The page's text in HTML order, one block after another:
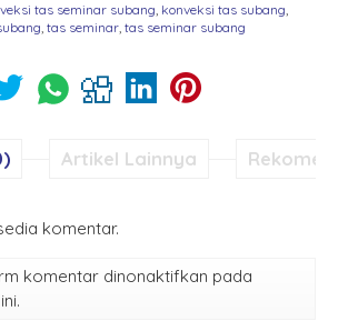
tas seminar subang, konveksi tas subang,
, tas seminar, tas seminar subang
Artikel Lainnya
komentar.
komentar dinonaktifkan pada